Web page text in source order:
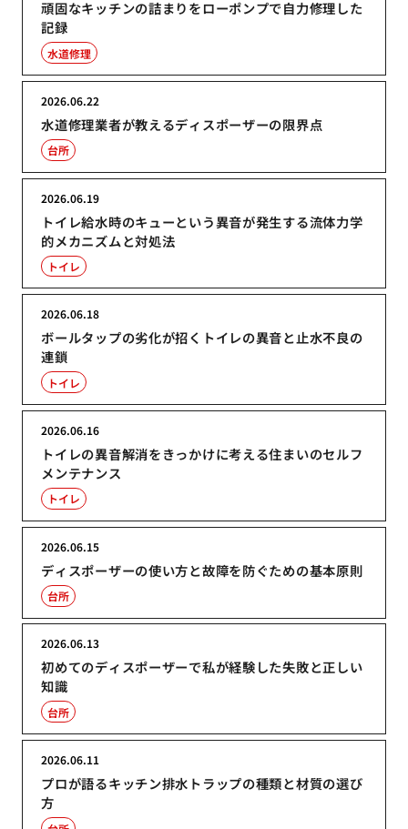
頑固なキッチンの詰まりをローポンプで自力修理した
記録
水道修理
水道修理業者が教えるディスポーザーの限界点
2026.06.22
台所
トイレ給水時のキューという異音が発生する流体力学
的メカニズムと対処法
2026.06.19
トイレ
ボールタップの劣化が招くトイレの異音と止水不良の
連鎖
2026.06.18
トイレ
トイレの異音解消をきっかけに考える住まいのセルフ
メンテナンス
2026.06.16
トイレ
ディスポーザーの使い方と故障を防ぐための基本原則
2026.06.15
台所
初めてのディスポーザーで私が経験した失敗と正しい
知識
2026.06.13
台所
プロが語るキッチン排水トラップの種類と材質の選び
方
2026.06.11